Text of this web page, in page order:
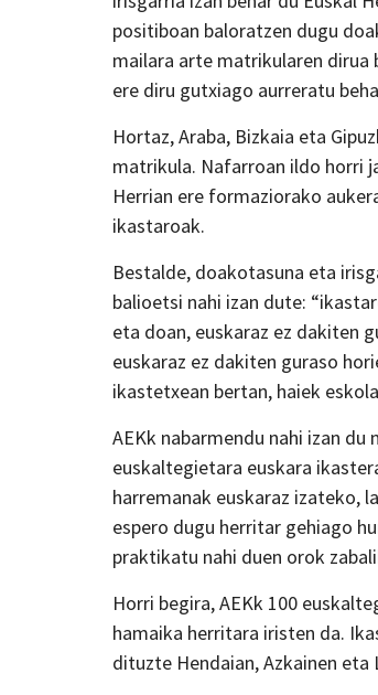
positiboan baloratzen dugu
mailara arte matrikularen
ere diru gutxiago aurreratu
Hortaz, Araba, Bizkaia eta
matrikula. Nafarroan ildo horri
Herrian ere formaziorako
ikastaroak.
Bestalde, doakotasuna eta
balioetsi nahi izan dute:
eta doan, euskaraz ez dakiten
euskaraz ez dakiten guraso
ikastetxean bertan, haiek
AEKk nabarmendu nahi izan
euskaltegietara euskara
harremanak euskaraz izateko,
espero dugu herritar gehiago
praktikatu nahi duen orok
Horri begira, AEKk 100
hamaika herritara iristen da.
dituzte Hendaian, Azkainen eta